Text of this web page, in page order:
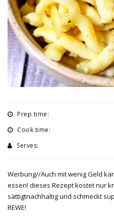
Prep time:
Cook time:
Serves:
Werbung//Auch mit wenig Geld
essen! dieses Rezept kostet nur
sättigtnachhaltig und schmeckt
REWE!